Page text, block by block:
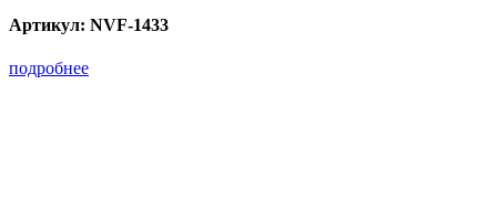
Артикул: NVF-1433
подробнее